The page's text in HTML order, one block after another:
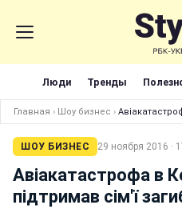
Люди Тренды
Главная › Шоу бизнес ›
ШОУ БИЗНЕС 29 ноября 2016 ·
Авіакатастрофа в
підтримав сім'ї